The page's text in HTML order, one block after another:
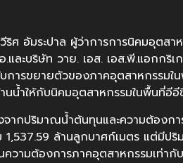
ริศ อัมระปาล ผู้ว่าการการนิคมอุตส
และบริษัท วาย. เอส. เอส.พี.แอกกริ
การขยายตัวของภาคอุตสาหกรรม
นน้ำให้กับนิคมอุตสาหกรรมในพื้นที่อีอี
จากปริมาณน้ำต้นทุนและความต้องก
ล้านลูกบาศก์เมตร แต่มี
วามต้องการภาคอุตสาหกรรมเท่ากั